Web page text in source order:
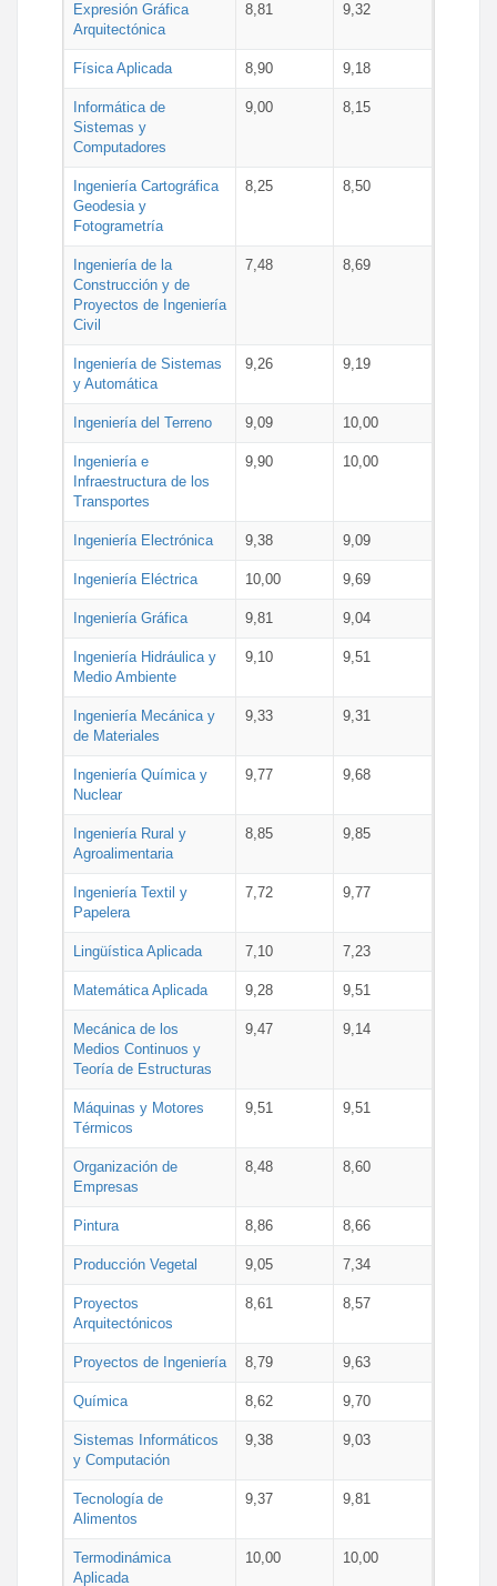
Expresión Gráfica
Arquitectónica
8,81 9,32
Física Aplicada 8,90 9,18
Informática de
Sistemas y
Computadores
9,00 8,15
Ingeniería Cartográfica
Geodesia y
Fotogrametría
8,25 8,50
Ingeniería de la
Construcción y de
Proyectos de Ingeniería
Civil
7,48 8,69
Ingeniería de Sistemas
y Automática
9,26 9,19
Ingeniería del Terreno 9,09 10,00
Ingeniería e
Infraestructura de los
Transportes
9,90 10,00
Ingeniería Electrónica 9,38 9,09
Ingeniería Eléctrica 10,00 9,69
Ingeniería Gráfica 9,81 9,04
Ingeniería Hidráulica y
Medio Ambiente
9,10 9,51
Ingeniería Mecánica y
de Materiales
9,33 9,31
Ingeniería Química y
Nuclear
9,77 9,68
Ingeniería Rural y
Agroalimentaria
8,85 9,85
Ingeniería Textil y
Papelera
7,72 9,77
Lingüística Aplicada 7,10 7,23
Matemática Aplicada 9,28 9,51
Mecánica de los
Medios Continuos y
Teoría de Estructuras
9,47 9,14
Máquinas y Motores
Térmicos
9,51 9,51
Organización de
Empresas
8,48 8,60
Pintura 8,86 8,66
Producción Vegetal 9,05 7,34
Proyectos
Arquitectónicos
8,61 8,57
Proyectos de Ingeniería 8,79 9,63
Química 8,62 9,70
Sistemas Informáticos
y Computación
9,38 9,03
Tecnología de
Alimentos
9,37 9,81
Termodinámica
Aplicada
10,00 10,00